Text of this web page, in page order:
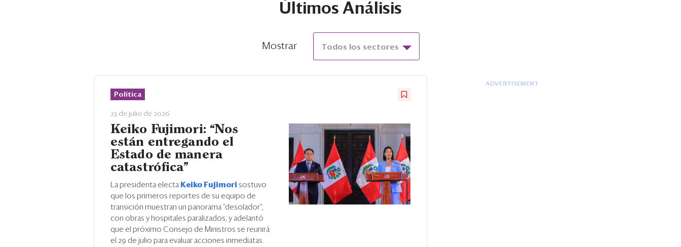
Últimos Análisis
Mostrar Todos los sectores
Política
23 de julio de 2026
Keiko Fujimori: “Nos
están entregando el
Estado de manera
catastrófica”
La presidenta electa Keiko Fujimori sostuvo
que los primeros reportes de su equipo de
transición muestran un panorama “desolador”,
con obras y hospitales paralizados; y adelantó
que el próximo Consejo de Ministros se reunirá
el 29 de julio para evaluar acciones inmediatas.
ADVERTISEMENT